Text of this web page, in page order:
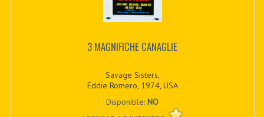
3 MAGNIFICHE CANAGLIE
Savage Sisters,
Eddie Romero, 1974, USA
Disponible:NO